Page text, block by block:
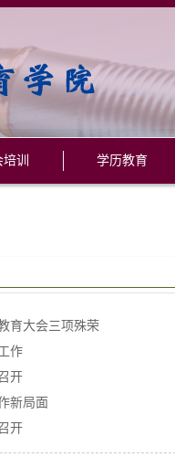
训 学历教育
育大会三项殊荣
作
开
新局面
开